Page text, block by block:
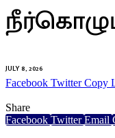
JULY 8, 2026
Facebook Twitter Copy
Share
Facebook Twitter Email